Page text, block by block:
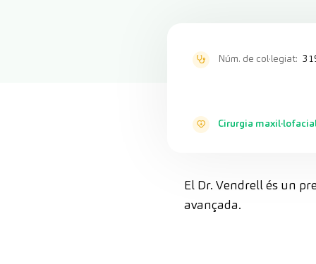
Núm. de col·legiat:
Cirurgia
El Dr. Vendrell és un
avançada.